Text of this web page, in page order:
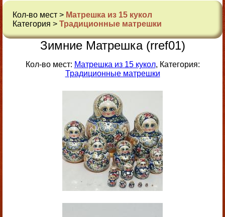
Кол-во мест > Матрешка из 15 кукол
Категория > Традиционные матрешки
Зимние Матрешка (rref01)
Кол-во мест: Матрешка из 15 кукол, Категория:
Традиционные матрешки